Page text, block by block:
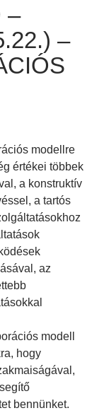
–
–
modellre
értékei többek
a konstruktív
a tartós
az
modell
hogy
bennünket.